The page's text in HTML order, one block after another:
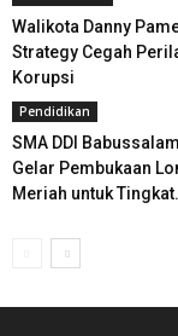
Walikota Danny
Strategy Cegah
Korupsi
Pendidikan
SMA DDI
Gelar Pembukaan
Meriah untuk